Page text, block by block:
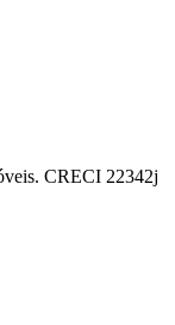
CRECI 22342j